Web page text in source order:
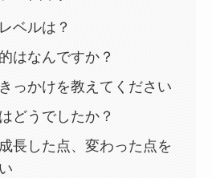
ベルは？
はなんですか？
っかけを教えてください
どうでしたか？
長した点、変わった点を